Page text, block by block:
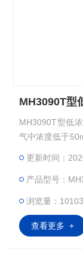
MH3090T型
MH3090T型低
气中浓度低于
更新时间：
产品型号：
浏览量：10103
查看更多 +